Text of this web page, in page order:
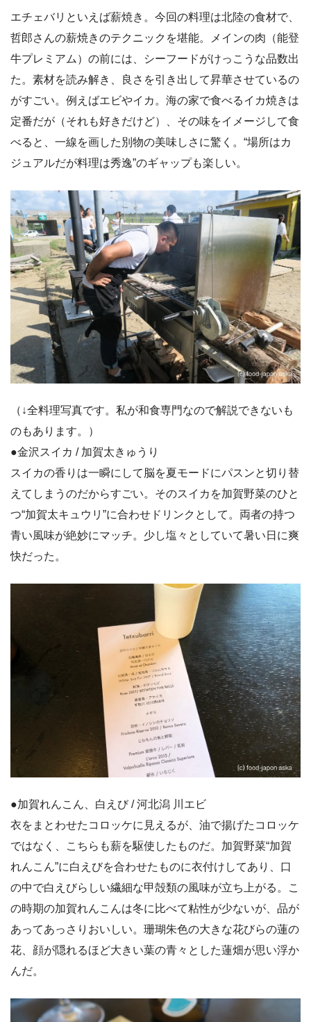
エチェバリといえば薪焼き。今回の料理は北陸の食材で、
哲郎さんの薪焼きのテクニックを堪能。メインの肉（能登
牛プレミアム）の前には、シーフードがけっこうな品数出
た。素材を読み解き、良さを引き出して昇華させているの
がすごい。例えばエビやイカ。海の家で食べるイカ焼きは
定番だが（それも好きだけど）、その味をイメージして食
べると、一線を画した別物の美味しさに驚く。“場所はカ
ジュアルだが料理は秀逸”のギャップも楽しい。
（↓全料理写真です。私が和食専門なので解説できないも
のもあります。）
●金沢スイカ / 加賀太きゅうり
スイカの香りは一瞬にして脳を夏モードにパスンと切り替
えてしまうのだからすごい。そのスイカを加賀野菜のひと
つ“加賀太キュウリ”に合わせドリンクとして。両者の持つ
青い風味が絶妙にマッチ。少し塩々としていて暑い日に爽
快だった。
●加賀れんこん、白えび / 河北潟 川エビ
衣をまとわせたコロッケに見えるが、油で揚げたコロッケ
ではなく、こちらも薪を駆使したものだ。加賀野菜“加賀
れんこん”に白えびを合わせたものに衣付けしてあり、口
の中で白えびらしい繊細な甲殻類の風味が立ち上がる。こ
の時期の加賀れんこんは冬に比べて粘性が少ないが、品が
あってあっさりおいしい。珊瑚朱色の大きな花びらの蓮の
花、顔が隠れるほど大きい葉の青々とした蓮畑が思い浮か
んだ。